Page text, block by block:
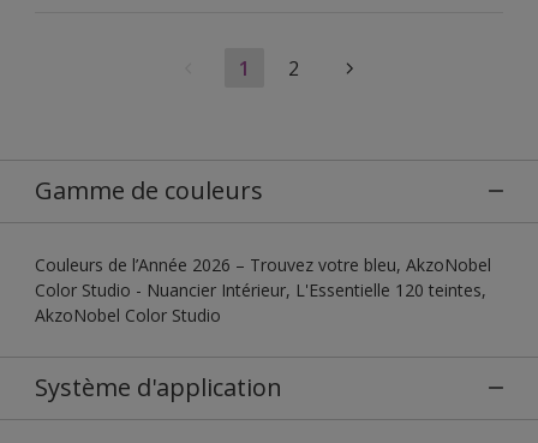
1 2
Gamme de couleurs
Couleurs de l’Année 2026 – Trouvez votre bleu, AkzoNobel
Color Studio - Nuancier Intérieur, L'Essentielle 120 teintes,
AkzoNobel Color Studio
Système d'application